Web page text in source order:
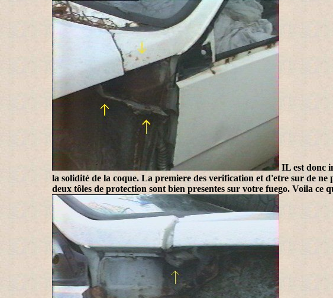
IL est donc
la solidité de la coque. La premiere des verification et d'etre sur de
deux tôles de protection sont bien presentes sur votre fuego. Voila